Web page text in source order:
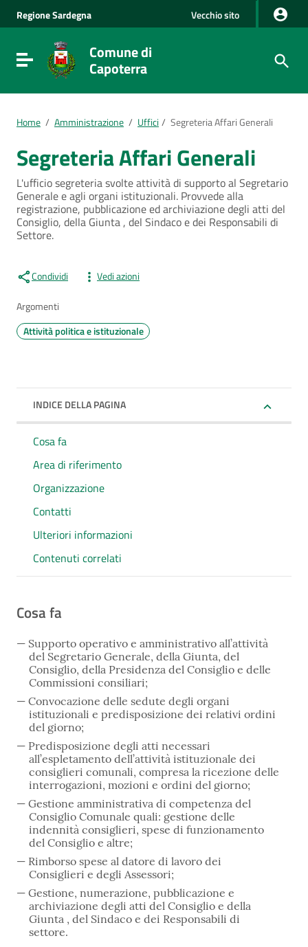
Vai alla navigazione del sito
Vai al Footer
RegioneSardegna Vecchio sito
Visualizza/nascondi menu di navigazione
Comune di
Capoterra
Home / Amministrazione / Uffici / Segreteria Affari Generali
Segreteria Affari Generali
L'ufficio segreteria svolte attività di supporto al Segretario
Generale e agli organi istituzionali. Provvede alla
registrazione, pubblicazione ed archiviazione degli atti del
Consiglio, della Giunta , del Sindaco e dei Responsabili di
Settore.
Condividi Vedi azioni
Argomenti
Attività politica e istituzionale
INDICE DELLA PAGINA
Cosa fa
Area di riferimento
Organizzazione
Contatti
Ulteriori informazioni
Contenuti correlati
Cosa fa
Supporto operativo e amministrativo all’attività
del Segretario Generale, della Giunta, del
Consiglio, della Presidenza del Consiglio e delle
Commissioni consiliari;
Convocazione delle sedute degli organi
istituzionali e predisposizione dei relativi ordini
del giorno;
Predisposizione degli atti necessari
all’espletamento dell’attività istituzionale dei
consiglieri comunali, compresa la ricezione delle
interrogazioni, mozioni e ordini del giorno;
Gestione amministrativa di competenza del
Consiglio Comunale quali: gestione delle
indennità consiglieri, spese di funzionamento
del Consiglio e altre;
Rimborso spese al datore di lavoro dei
Consiglieri e degli Assessori;
Gestione, numerazione, pubblicazione e
archiviazione degli atti del Consiglio e della
Giunta , del Sindaco e dei Responsabili di
settore.